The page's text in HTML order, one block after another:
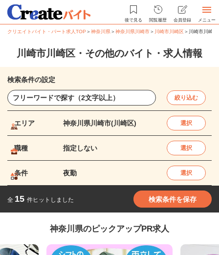
後で見る 閲覧履歴 会員登録 メニュー
クリエイトバイト・パート求人TOP ＞神奈川県＞神奈川県川崎市＞ 川崎市川崎区＞ 川崎市川崎
川崎市川崎区・その他のバイト・求人情報
検索条件の設定
絞り込む
エリア 神奈川県川崎市(川崎区) 選択
職種 指定しない 選択
条件 夜勤 選択
全 15 件ヒットしました 検索条件を保存
神奈川県のピックアップPR求人